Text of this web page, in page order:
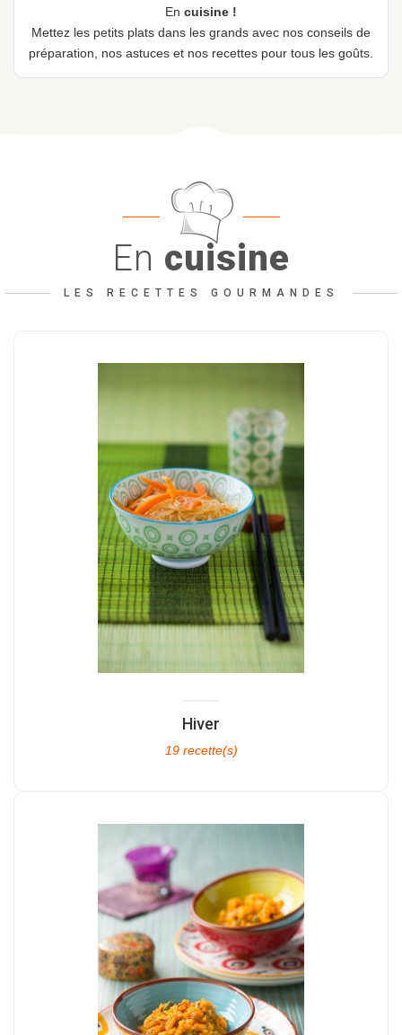
En cuisine !
Mettez les petits plats dans les grands avec nos conseils de
préparation, nos astuces et nos recettes pour tous les goûts.
En cuisine
LES RECETTES GOURMANDES
Hiver
19 recette(s)